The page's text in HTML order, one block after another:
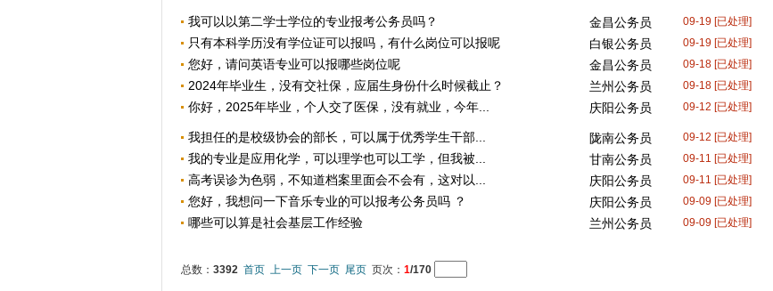
我可以以第二学士学位的专业报考公务员吗？ 金昌公务员 09-19 [已处理]
只有本科学历没有学位证可以报吗，有什么岗位可以报呢 白银公务员 09-19 [已处理]
您好，请问英语专业可以报哪些岗位呢 金昌公务员 09-18 [已处理]
2024年毕业生，没有交社保，应届生身份什么时候截止？ 兰州公务员 09-18 [已处理]
你好，2025年毕业，个人交了医保，没有就业，今年... 庆阳公务员 09-12 [已处理]
我担任的是校级协会的部长，可以属于优秀学生干部... 陇南公务员 09-12 [已处理]
我的专业是应用化学，可以理学也可以工学，但我被... 甘南公务员 09-11 [已处理]
高考误诊为色弱，不知道档案里面会不会有，这对以... 庆阳公务员 09-11 [已处理]
您好，我想问一下音乐专业的可以报考公务员吗 ？ 庆阳公务员 09-09 [已处理]
哪些可以算是社会基层工作经验 兰州公务员 09-09 [已处理]
总数： 3392 首页 上一页 下一页 尾页 页次： 1/170